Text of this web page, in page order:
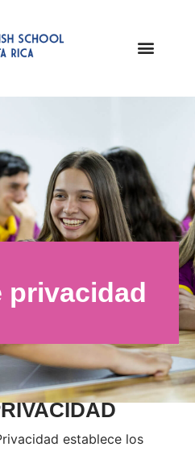
privacidad
establece los